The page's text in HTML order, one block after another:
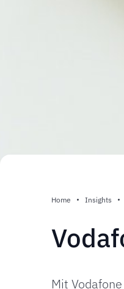
Home Insights
Mit